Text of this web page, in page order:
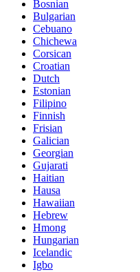
Bosnian
Bulgarian
Cebuano
Chichewa
Corsican
Croatian
Dutch
Estonian
Filipino
Finnish
Frisian
Galician
Georgian
Gujarati
Haitian
Hausa
Hawaiian
Hebrew
Hmong
Hungarian
Icelandic
Igbo